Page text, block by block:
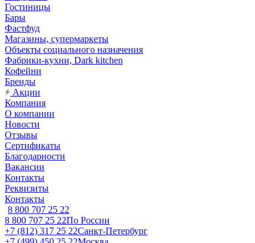
Гостиницы
Бары
Фастфуд
Магазины, супермаркеты
Объекты социального назначения
Фабрики-кухни, Dark kitchen
Кофейни
Бренды
Акции
Компания
О компании
Новости
Отзывы
Сертификаты
Благодарности
Вакансии
Контакты
Реквизиты
Контакты
8 800 707 25 22
8 800 707 25 22По России
+7 (812) 317 25 22Санкт-Петербург